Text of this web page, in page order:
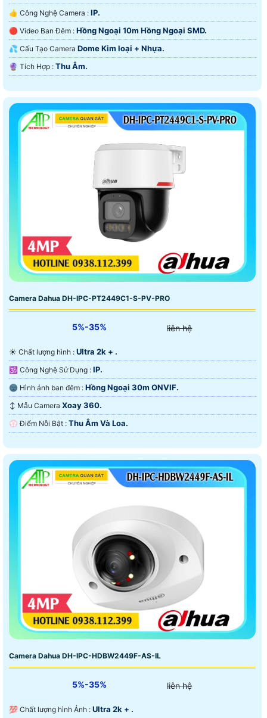
👍 Công Nghệ Camera : IP.
🔴 Video Ban Đêm : Hồng Ngoại 10m Hồng Ngoại SMD.
💦 Cấu Tạo Camera Dome Kim loại + Nhựa.
️🔮 Tích Hợp : Thu Âm.
Camera Dahua DH-IPC-PT2449C1-S-PV-PRO
5%-35% liên hệ
☀️ Chất lượng hình : Ultra 2k + .
🕉️ Công Nghệ Sử Dụng : IP.
🌚 Hình ảnh ban đêm : Hồng Ngoại 30m ONVIF.
↕️ Mẫu Camera Xoay 360.
️💮 Điểm Nỗi Bật : Thu Âm Và Loa.
Camera Dahua DH-IPC-HDBW2449F-AS-IL
5%-35% liên hệ
💯 Chất lượng hình Ảnh : Ultra 2k + .